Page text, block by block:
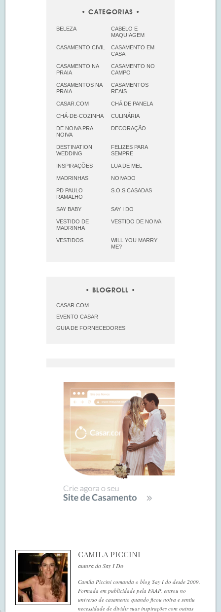
CATEGORIAS
BELEZA
CABELO E
MAQUIAGEM
CASAMENTO CIVIL
CASAMENTO EM
CASA
CASAMENTO NA
PRAIA
CASAMENTO NO
CAMPO
CASAMENTOS NA
PRAIA
CASAMENTOS
REAIS
CASAR.COM CHÁ DE PANELA
CHÁ-DE-COZINHA CULINÁRIA
DE NOIVA PRA
NOIVA
DECORAÇÃO
DESTINATION
WEDDING
FELIZES PARA
SEMPRE
INSPIRAÇÕES LUA DE MEL
MADRINHAS NOIVADO
PD PAULO
RAMALHO
S.O.S CASADAS
SAY BABY SAY I DO
VESTIDO DE
MADRINHA
VESTIDO DE NOIVA
VESTIDOS
WILL YOU MARRY
ME?
BLOGROLL
CASAR.COM
EVENTO CASAR
GUIA DE FORNECEDORES
CAMILA PICCINI
autora do Say I Do
Camila Piccini comanda o blog Say I do desde 2009.
Formada em publicidade pela FAAP, entrou no
universo de casamento quando ficou noiva e sentiu
necessidade de dividir suas inspirações com outras